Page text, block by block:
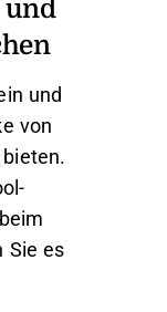
und
von
Sie es